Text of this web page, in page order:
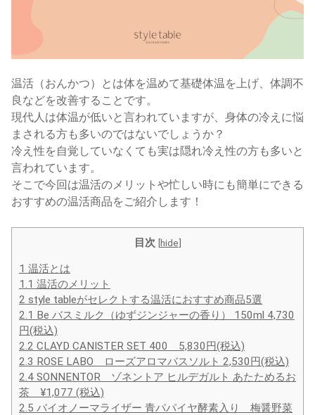
温活（おんかつ）とは体を温めて基礎体温を上げ、体調不
良などを改善することです。
現代人は体温が低いと言われていますが、身体の冷えに悩
まされる方も多いのではないでしょうか？
冷え性を自覚していなくても実は隠れ冷え性の方も多いと
言われています。
そこで今回は温活のメリットや忙しい時にも簡単にできる
おすすめの温活商品をご紹介します！
目次 [hide]
1 温活とは
1.1 温活のメリット
2 style tableがセレクトする温活におすすめ商品5選
2.1 Be バスミルク（ゆずジンジャーの香り） 150ml 4,730
円(税込)
2.2 CLAYD CANISTER SET 400 5,830円(税込)
2.3 ROSE LABO ローズアロマバスソルト 2,530円(税込)
2.4 SONNENTOR ゾネントア ヒルデガルト あたためるお
茶 ¥1,077 (税込)
2.5 バイオノーマライザー 青パパイヤ酵素入り 梅醤野菜